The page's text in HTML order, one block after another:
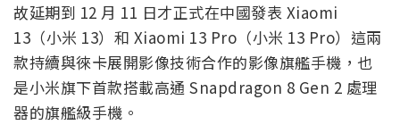
故延期到 12 月 11 日才正式在中國發表 Xiaomi
13（小米 13）和 Xiaomi 13 Pro（小米 13 Pro）這兩
款持續與徠卡展開影像技術合作的影像旗艦手機，也
是小米旗下首款搭載高通 Snapdragon 8 Gen 2 處理
器的旗艦級手機。